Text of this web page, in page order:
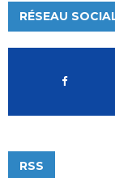
RÉSEAU
RSS